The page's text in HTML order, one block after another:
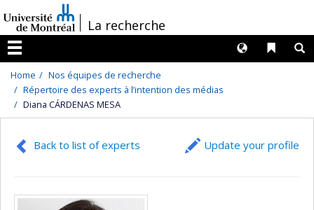
au
contenu
/La recherche
Menu
Liens
Langues
Home
Nos équipes de recherche
Répertoire des experts à l’intention des médias
Diana CÁRDENAS MESA
Back to list of experts Update your profile